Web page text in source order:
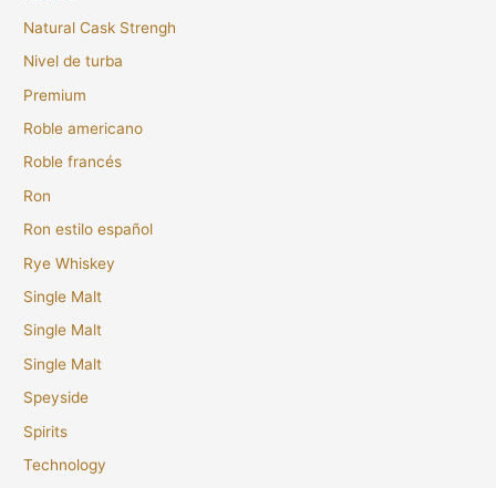
Natural Cask Strengh
Nivel de turba
Premium
Roble americano
Roble francés
Ron
Ron estilo español
Rye Whiskey
Single Malt
Single Malt
Single Malt
Speyside
Spirits
Technology